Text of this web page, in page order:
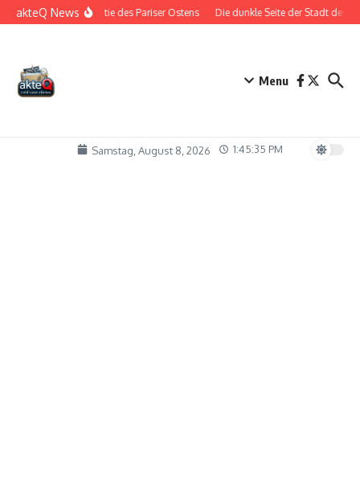
Zum Inhalt springen
akteQ NewsDie Bestie des Pariser Ostens Die dunkle Seite der Stadt der
Menu
Samstag, August 8, 2026 1:45:35 PM